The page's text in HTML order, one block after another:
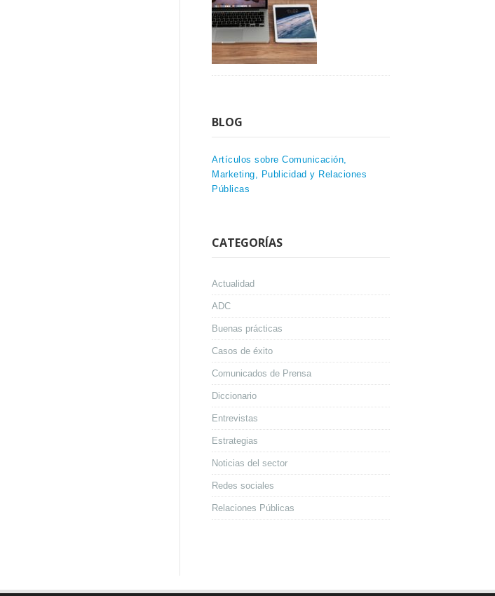
BLOG
Artículos sobre Comunicación,
Marketing, Publicidad y Relaciones
Públicas
CATEGORÍAS
Actualidad
ADC
Buenas prácticas
Casos de éxito
Comunicados de Prensa
Diccionario
Entrevistas
Estrategias
Noticias del sector
Redes sociales
Relaciones Públicas